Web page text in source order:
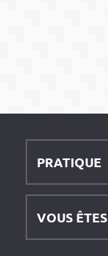
PRATIQUE
VOUS ÊTES